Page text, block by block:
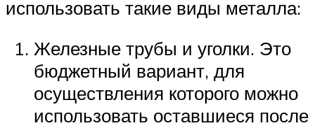
использовать такие виды металла:
Железные трубы и уголки. Это
бюджетный вариант, для
осуществления которого можно
использовать оставшиеся после